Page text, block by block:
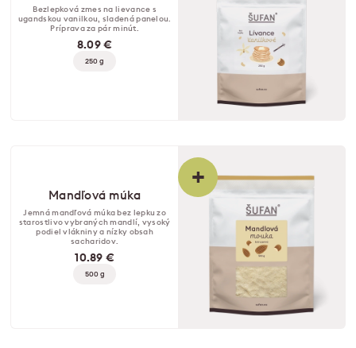
Bezlepková zmes na lievance s
ugandskou vanilkou, sladená panelou.
Príprava za pár minút.
8.09 €
250 g
+
Mandľová múka
Jemná mandľová múka bez lepku zo
starostlivo vybraných mandlí, vysoký
podiel vlákniny a nízky obsah
sacharidov.
10.89 €
500 g